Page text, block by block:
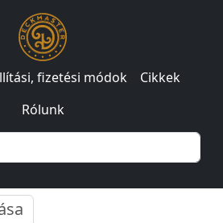
fizetési módok
Cikkek
Rólunk